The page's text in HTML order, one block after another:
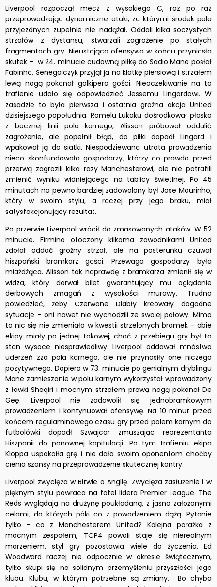
Liverpool rozpoczął mecz z wysokiego C, raz po raz
przeprowadzając dynamiczne ataki, za którymi środek pola
przyjezdnych zupełnie nie nadążał. Oddali kilka soczystych
strzałów z dystansu, stwarzali zagrożenie po stałych
fragmentach gry. Nieustająca ofensywa w końcu przyniosła
skutek - w 24. minucie cudowną piłkę do Sadio Mane posłał
Fabinho, Senegalczyk przyjął ją na klatkę piersiową i strzałem
lewą nogą pokonał golkipera gości. Nieoczekiwanie na to
trafienie udało się odpowiedzieć Jessemu Lingardowi. W
zasadzie to była pierwsza i ostatnia groźna akcja United
dzisiejszego popołudnia. Romelu Lukaku dośrodkował płasko
z bocznej linii pola karnego, Alisson próbował oddalić
zagrożenie, ale popełnił błąd, do piłki dopadł Lingard i
wpakował ją do siatki. Niespodziewana utrata prowadzenia
nieco skonfundowała gospodarzy, którzy co prawda przed
przerwą zagrozili kilka razy Manchesterowi, ale nie potrafili
zmienić wyniku widniejącego na tablicy świetlnej. Po 45
minutach na pewno bardziej zadowolony był Jose Mourinho,
który w swoim stylu, a raczej przy jego braku, miał
satysfakcjonujący rezultat.
Po przerwie Liverpool wrócił do zmasowanych ataków. W 52
minucie. Firmino otoczony kilkoma zawodnikami United
zdołał oddać groźny strzał, ale na posterunku czuwał
hiszpański bramkarz gości. Przewaga gospodarzy była
miażdżąca. Alisson tak naprawdę z bramkarza zmienił się w
widza, który dorwał bilet gwarantujący mu oglądanie
derbowych zmagań z wysokości murawy. Trudno
powiedzieć, żeby Czerwone Diabły kreowały dogodne
sytuacje – oni nawet nie wychodzili ze swojej połowy. Mimo
to nic się nie zmieniało w kwestii strzelonych bramek – obie
ekipy miały po jednej takowej, choć z przebiegu gry był to
stan wysoce niesprawiedliwy. Liverpool oddawał mnóstwo
uderzeń zza pola karnego, ale nie przynosiły one niczego
pozytywnego. Dopiero w 73. minucie po genialnym dryblingu
Mane zamieszanie w polu karnym wykorzystał wprowadzony
z ławki Shaqiri i mocnym strzałem prawą nogą pokonał De
Geę. Liverpool nie zadowolił się jednobramkowym
prowadzeniem i kontynuował ofensywę. Na 10 minut przed
końcem regulaminowego czasu gry przed polem karnym do
futbolówki dopadł Szwajcar zmuszając reprezentanta
Hiszpanii do ponownej kapitulacji. Po tym trafieniu ekipa
Kloppa uspokoiła grę i nie dała swoim oponentom choćby
cienia szansy na przeprowadzenie skutecznej kontry.
Liverpool zwycięża w Bitwie o Anglię. Zwycięża zasłużenie i w
pięknym stylu powraca na fotel lidera Premier League. The
Reds wyglądają na drużynę poukładaną, z jasno założonymi
celami, do których póki co z powodzeniem dążą. Pytanie
tylko - co z Manchesterem United? Kolejna porażka z
mocnym zespołem, TOP4 powoli staje się nierealnym
marzeniem, styl gry pozostawia wiele do życzenia. Ed
Woodward raczej nie odpocznie w okresie świątecznym,
tylko skupi się na solidnym przemyśleniu przyszłości jego
klubu. Klubu, w którym potrzebne są zmiany. Bo chyba